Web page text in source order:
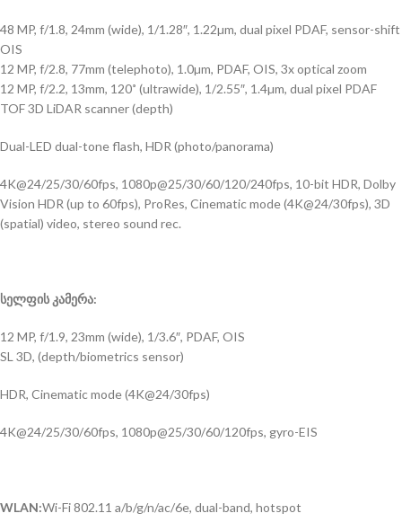
48 MP, f/1.8, 24mm (wide), 1/1.28″, 1.22µm, dual pixel PDAF, sensor-shift
OIS
12 MP, f/2.8, 77mm (telephoto), 1.0µm, PDAF, OIS, 3x optical zoom
12 MP, f/2.2, 13mm, 120˚ (ultrawide), 1/2.55″, 1.4µm, dual pixel PDAF
TOF 3D LiDAR scanner (depth)
Dual-LED dual-tone flash, HDR (photo/panorama)
4K@24/25/30/60fps, 1080p@25/30/60/120/240fps, 10-bit HDR, Dolby
Vision HDR (up to 60fps), ProRes, Cinematic mode (4K@24/30fps), 3D
(spatial) video, stereo sound rec.
სელფის კამერა:
12 MP, f/1.9, 23mm (wide), 1/3.6″, PDAF, OIS
SL 3D, (depth/biometrics sensor)
HDR, Cinematic mode (4K@24/30fps)
4K@24/25/30/60fps, 1080p@25/30/60/120fps, gyro-EIS
WLAN:Wi-Fi 802.11 a/b/g/n/ac/6e, dual-band, hotspot